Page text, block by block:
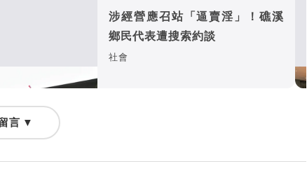
涉經營應召站「逼賣淫」！礁溪
鄉民代表遭搜索約談
社會
言 ▼